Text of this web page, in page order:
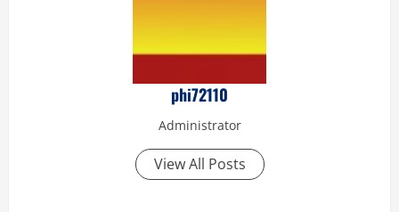
phi72110
Administrator
View All Posts